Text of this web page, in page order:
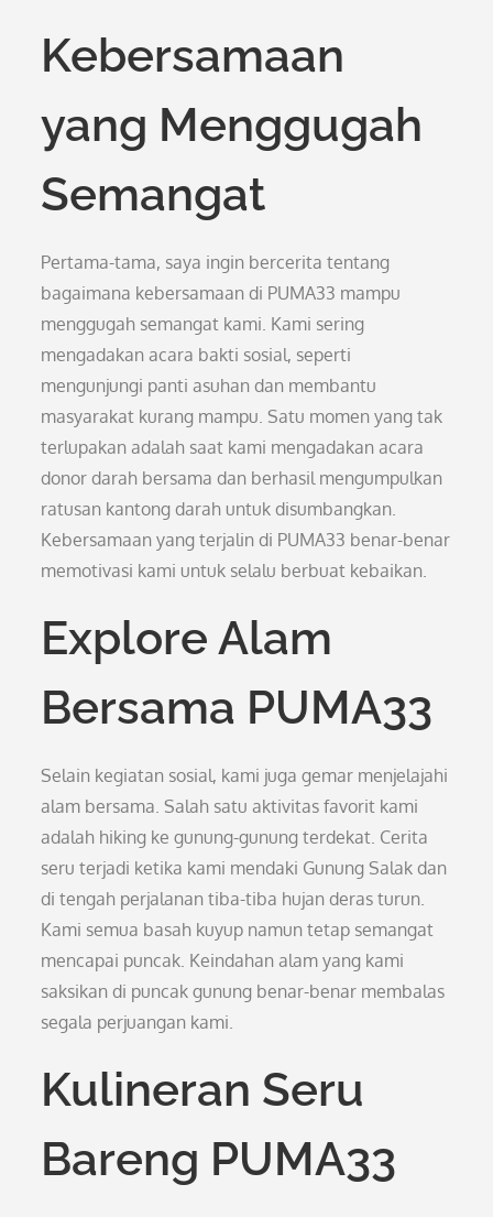
Kebersamaan
yang Menggugah
Semangat
Pertama-tama, saya ingin bercerita tentang
bagaimana kebersamaan di PUMA33 mampu
menggugah semangat kami. Kami sering
mengadakan acara bakti sosial, seperti
mengunjungi panti asuhan dan membantu
masyarakat kurang mampu. Satu momen yang tak
terlupakan adalah saat kami mengadakan acara
donor darah bersama dan berhasil mengumpulkan
ratusan kantong darah untuk disumbangkan.
Kebersamaan yang terjalin di PUMA33 benar-benar
memotivasi kami untuk selalu berbuat kebaikan.
Explore Alam
Bersama PUMA33
Selain kegiatan sosial, kami juga gemar menjelajahi
alam bersama. Salah satu aktivitas favorit kami
adalah hiking ke gunung-gunung terdekat. Cerita
seru terjadi ketika kami mendaki Gunung Salak dan
di tengah perjalanan tiba-tiba hujan deras turun.
Kami semua basah kuyup namun tetap semangat
mencapai puncak. Keindahan alam yang kami
saksikan di puncak gunung benar-benar membalas
segala perjuangan kami.
Kulineran Seru
Bareng PUMA33